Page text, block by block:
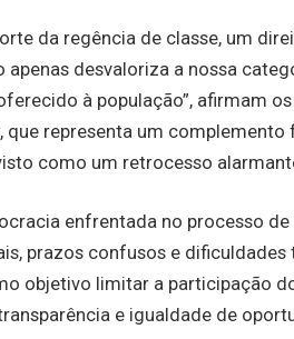
da regência de classe, um
desvaloriza a nossa
à população”, afirmam
representa um complemento
como um retrocesso
enfrentada no processo
prazos confusos e dificuldades
objetivo limitar a participação
e igualdade de